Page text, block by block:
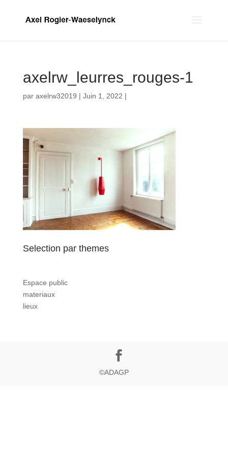
axelrw_leurres_rouges-1
par axelrw32019 | Juin 1, 2022 |
Selection par themes
Espace public
materiaux
lieux
©ADAGP